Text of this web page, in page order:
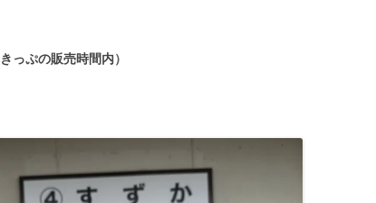
きっぷの販売時間内）